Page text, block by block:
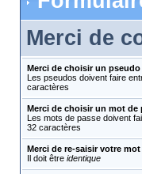
Merci de
Merci de choisir un pseudo
Les pseudos doivent faire
caractères
Merci de choisir un mot de
Les mots de passe doivent
32 caractères
Merci de re-saisir votre mot
Il doit être identique